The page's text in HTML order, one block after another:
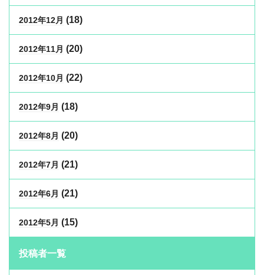
2012年12月 (18)
2012年11月 (20)
2012年10月 (22)
2012年9月 (18)
2012年8月 (20)
2012年7月 (21)
2012年6月 (21)
2012年5月 (15)
投稿者一覧